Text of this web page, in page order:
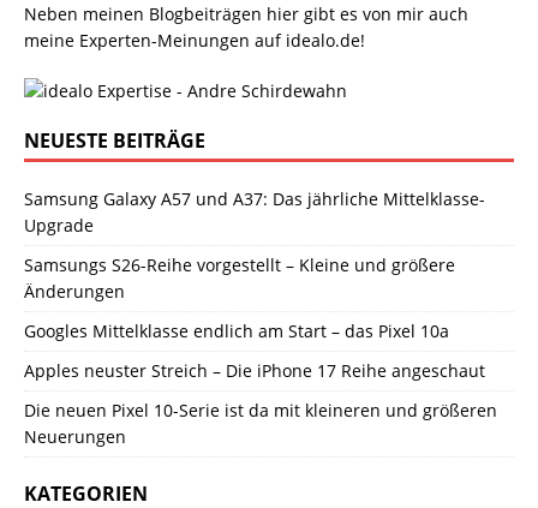
Neben meinen Blogbeiträgen hier gibt es von mir auch
meine Experten-Meinungen auf idealo.de!
NEUESTE BEITRÄGE
Samsung Galaxy A57 und A37: Das jährliche Mittelklasse-
Upgrade
Samsungs S26-Reihe vorgestellt – Kleine und größere
Änderungen
Googles Mittelklasse endlich am Start – das Pixel 10a
Apples neuster Streich – Die iPhone 17 Reihe angeschaut
Die neuen Pixel 10-Serie ist da mit kleineren und größeren
Neuerungen
KATEGORIEN